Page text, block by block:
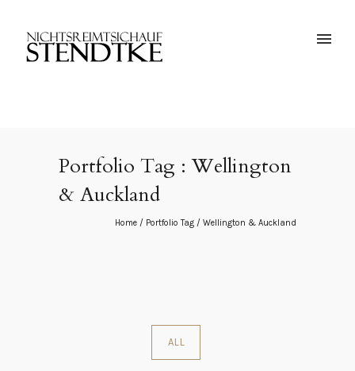
Portfolio Tag : Wellington
& Auckland
Home / Portfolio Tag / Wellington & Auckland
ALL